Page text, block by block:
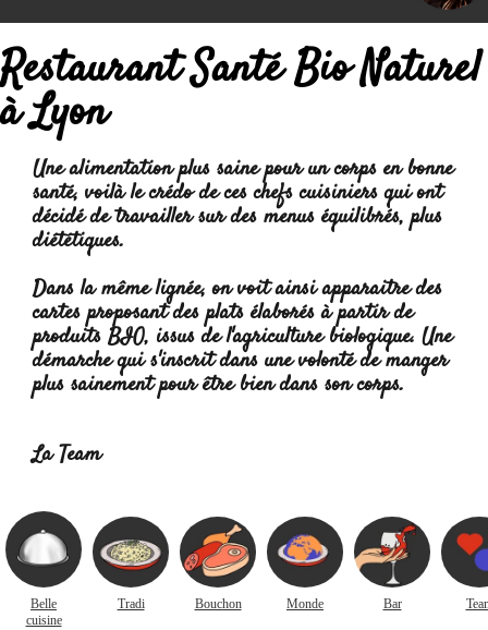
Restaurant Santé Bio Naturel
à Lyon
Unealimentation plus sainepour un corps en bonne
santé, voilà le crédo de ces chefs cuisiniers qui ont
décidé de travailler sur des menus équilibrés, plus
diététiques.
Dans la même lignée, on voit ainsi apparaitre des
cartes proposant des plats élaborés à partir de
produits BIO, issus de l'agriculture biologique. Une
démarche qui s'inscrit dans une volonté de manger
plus sainement pour être bien dans son corps. Lire
la suite :
La Team
Belle
cuisine
Tradi Bouchon Monde Bar